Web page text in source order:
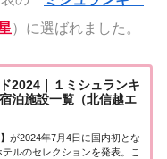
）に選ばれました。
2024｜１ミシュランキ
泊施設一覧（北信越エ
が2024年7月4日に国内初とな
ルのセレクションを発表。こ